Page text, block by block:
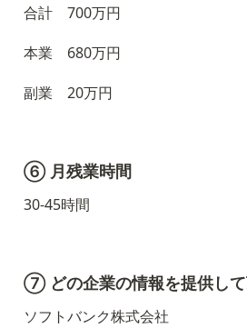
合計    700万円
本業　680万円
副業　20万円
⑥ 月残業時間
30-45時間
⑦ どの企業の情報を提供して
ソフトバンク株式会社